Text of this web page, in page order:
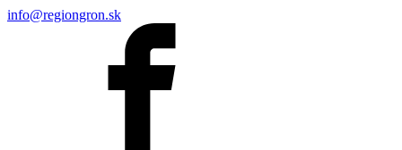
info@regiongron.sk